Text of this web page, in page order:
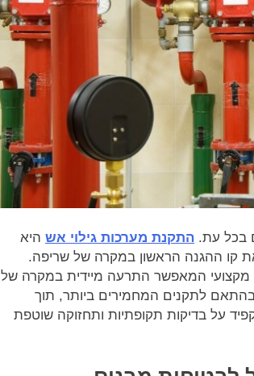
בכל עת. התקנת מערכות גילוי אש היא
את קו ההגנה הראשון במקרה של שריפה.
מקצועי המאפשר התרעה מיידית במקרה של
לתקנים המחמירים ביותר, תוך
על בדיקות תקופתיות ותחזוקה שוטפת